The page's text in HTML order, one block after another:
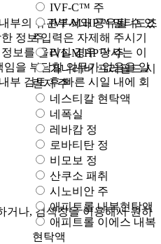
부의 유관부서와 공유될 수 있
정보 입력은 자제해 주시기
보를 올리실 경우 당사는 이
을 부담할 의무가 없음을 알
부 검토 후 빠른 시일 내에 회
거나, 검색창을 이용해서 원하
IVF-C™ 주
IVF-M HP™ 멀티도즈
주
IVF-M HP™ 주
가니레버 프리필드 시
린지 주
네스티칼 현탁액
네폭실
레바캄 정
로바티탄 정
비모보 정
산쿠소 패취
시노비안 주
애피트롤 내복현탁액
애피트롤 이에스 내복
현탁액